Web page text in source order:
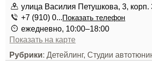
улица Василия Петушкова, 3, корп.
+7 (910) 0...Показать телефон
ежедневно, 10:00–18:00
Показать на карте
Рубрики: Детейлинг, Студии